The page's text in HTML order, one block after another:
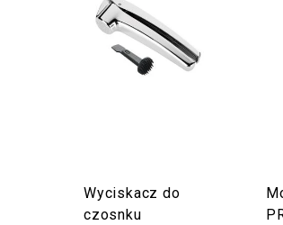
Wyciskacz do
czosnku